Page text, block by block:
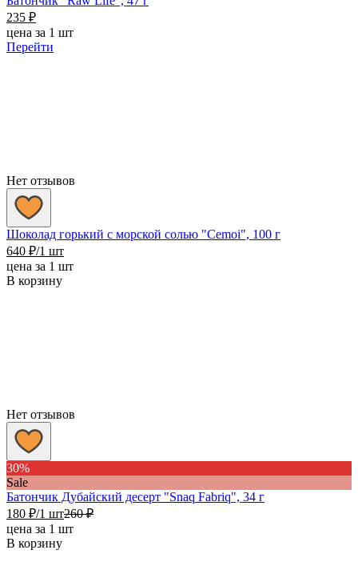
235 ₽
цена за 1 шт
Перейти
Нет отзывов
Шоколад горький с морской солью "Cemoi", 100 г
640 ₽/1 шт
цена за 1 шт
В корзину
Нет отзывов
30%
Sale
Батончик Дубайский десерт "Snaq Fabriq", 34 г
180 ₽/1 шт260₽
цена за 1 шт
В корзину